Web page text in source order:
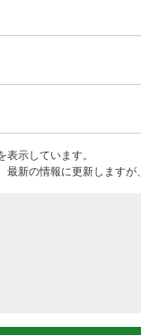
表示しています。
最新の情報に更新します